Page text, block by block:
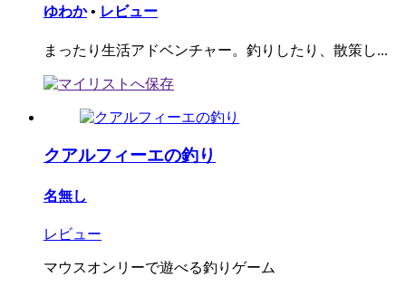
ゆわか • レビュー
まったり生活アドベンチャー。釣りしたり、散策し...
クアルフィーエの釣り
名無し
レビュー
マウスオンリーで遊べる釣りゲーム